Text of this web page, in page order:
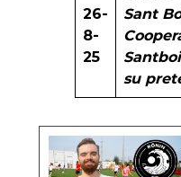
26-
8-
25
Sant
su